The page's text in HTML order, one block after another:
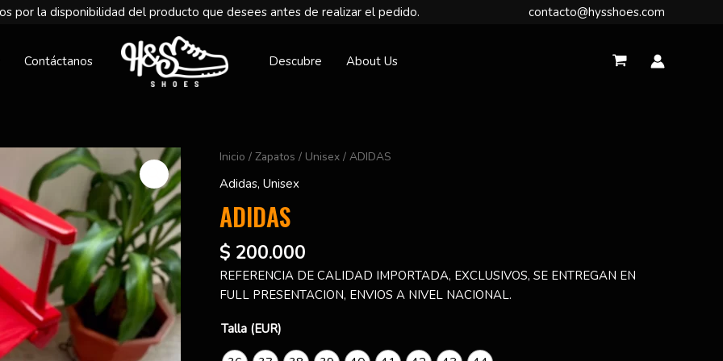
por la disponibilidad del producto que desees antes de realizar el pedido. contacto@hysshoes.com
Contáctanos Descubre About Us
Inicio / Zapatos / Unisex / ADIDAS
Adidas, Unisex
ADIDAS
$ 200.000
REFERENCIA DE CALIDAD IMPORTADA, EXCLUSIVOS, SE ENTREGAN EN
FULL PRESENTACION, ENVIOS A NIVEL NACIONAL.
Talla (EUR)
ADIDAS
cantidad